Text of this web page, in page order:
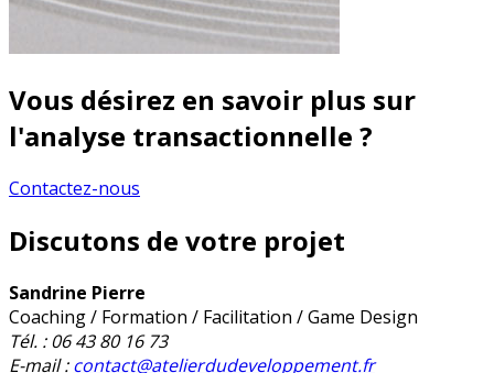
Vous désirez en savoir plus sur
l'analyse transactionnelle ?
Contactez-nous
Discutons de votre projet
Sandrine Pierre
Coaching / Formation / Facilitation / Game Design
Tél. : 06 43 80 16 73
E-mail :contact@atelierdudeveloppement.fr